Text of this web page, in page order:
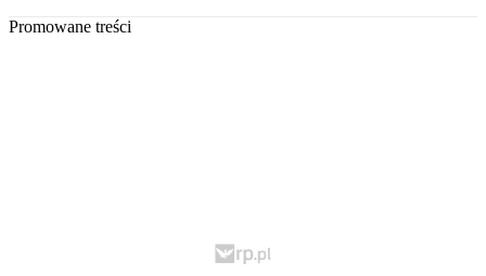
Promowane treści